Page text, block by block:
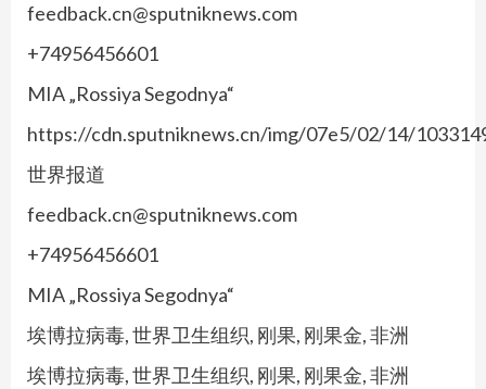
feedback.cn@sputniknews.com
+74956456601
MIA „Rossiya Segodnya“
https://cdn.sputniknews.cn/img/07e5/02/14/
世界报道
feedback.cn@sputniknews.com
+74956456601
MIA „Rossiya Segodnya“
埃博拉病毒, 世界卫生组织, 刚果, 刚果金, 非洲
埃博拉病毒, 世界卫生组织, 刚果, 刚果金, 非洲